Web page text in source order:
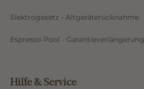
Elektrogesetz - Altgeräterücknahme
Espresso Pool - Garantieverlängerung
Hilfe & Service